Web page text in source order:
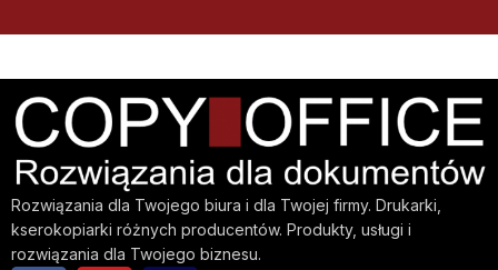
Rozwiązania dla Twojego biura i dla Twojej firmy. Drukarki,
kserokopiarki różnych producentów. Produkty, usługi i
rozwiązania dla Twojego biznesu.